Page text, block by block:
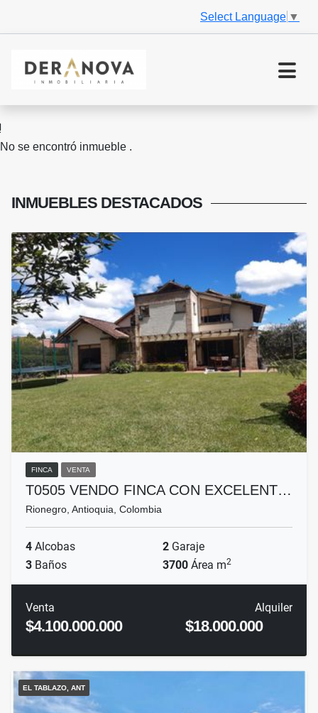
Select Language ▼
No se encontró inmueble .
INMUEBLES DESTACADOS
FINCA VENTA
T0505 VENDO FINCA CON EXCELENT…
Rionegro, Antioquia, Colombia
4 Alcobas 2 Garaje
3 Baños 3700 Área m2
Venta
$4.100.000.000
Alquiler
$18.000.000
EL TABLAZO, ANT